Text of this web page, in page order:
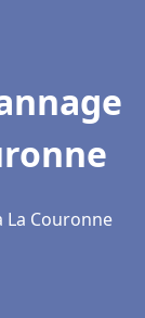
Couronne